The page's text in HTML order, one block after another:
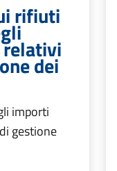
rifiuti
dei
importi
gestione